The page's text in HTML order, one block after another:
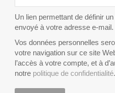
Un lien permettant de définir
envoyé à votre adresse e-mail.
Vos données personnelles
votre navigation sur ce site
l’accès à votre compte, et à
notre politique de confidentialité.